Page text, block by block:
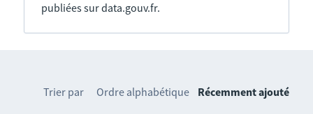
publiées sur data.gouv.fr.
Trier par Ordre alphabétique Récemment ajouté